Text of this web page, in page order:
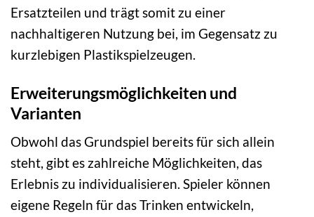
Ersatzteilen und trägt somit zu einer
nachhaltigeren Nutzung bei, im Gegensatz zu
kurzlebigen Plastikspielzeugen.
Erweiterungsmöglichkeiten und
Varianten
Obwohl das Grundspiel bereits für sich allein
steht, gibt es zahlreiche Möglichkeiten, das
Erlebnis zu individualisieren. Spieler können
eigene Regeln für das Trinken entwickeln,